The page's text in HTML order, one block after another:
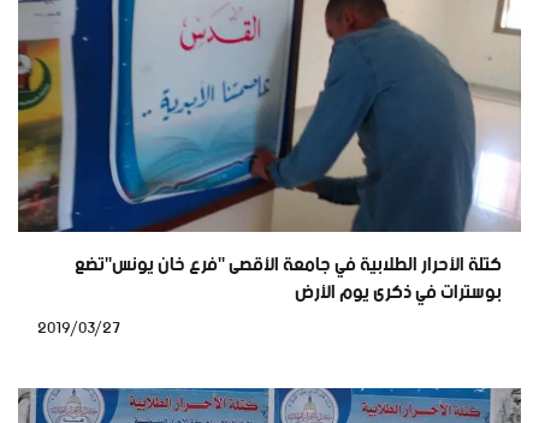
كتلة الأحرار الطلابية في جامعة الأقصى "فرع خان يونس"تضع
بوسترات في ذكرى يوم الأرض